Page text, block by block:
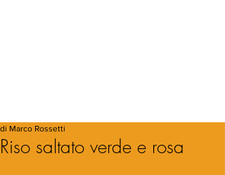
Riso saltato verde e rosa
di Marco Rossetti